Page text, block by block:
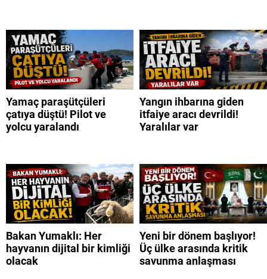
Yamaç paraşütçüleri
çatıya düştü! Pilot ve
yolcu yaralandı
Yangın ihbarına giden
itfaiye aracı devrildi!
Yaralılar var
Bakan Yumaklı: Her
hayvanın dijital bir kimliği
olacak
Yeni bir dönem başlıyor!
Üç ülke arasında kritik
savunma anlaşması